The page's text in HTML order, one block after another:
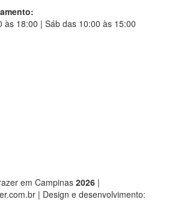
às 18:00 | Sáb das 10:00 às 15:00
em Campinas 2026 |
| Design e desenvolvimento: